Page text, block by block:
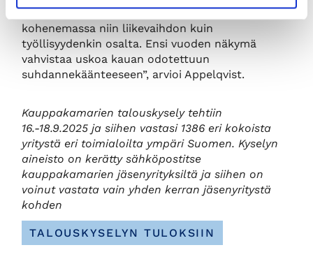
kuopista huolimatta oikea, ja asetelmat jatkossa
kohenemassa niin liikevaihdon kuin
työllisyydenkin osalta. Ensi vuoden näkymä
vahvistaa uskoa kauan odotettuun
suhdannekäänteeseen”, arvioi Appelqvist.
Kauppakamarien talouskysely tehtiin
16.-18.9.2025 ja siihen vastasi 1386 eri kokoista
yritystä eri toimialoilta ympäri Suomen. Kyselyn
aineisto on kerätty sähköpostitse
kauppakamarien jäsenyrityksiltä ja siihen on
voinut vastata vain yhden kerran jäsenyritystä
kohden
TALOUSKYSELYN TULOKSIIN